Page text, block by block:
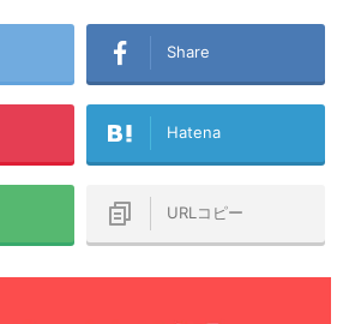
Share
Hatena
URLコピー